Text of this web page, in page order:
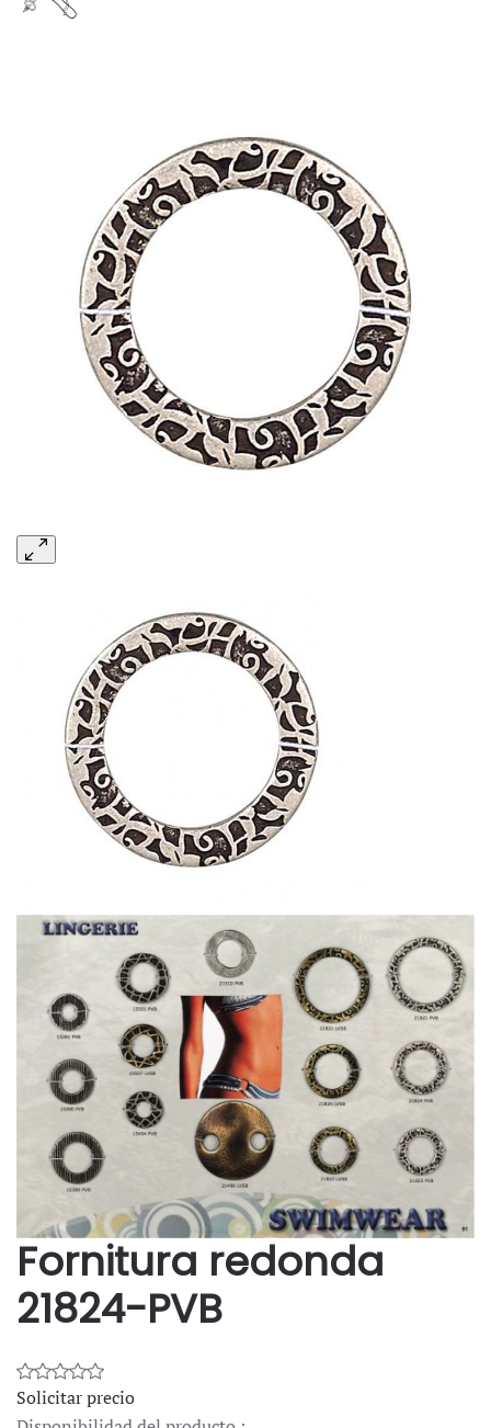
Fornitura redonda
21824-PVB
Solicitar precio